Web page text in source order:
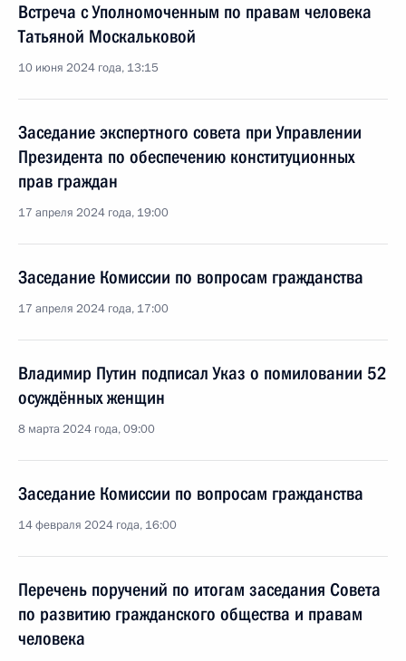
Встреча с Уполномоченным по правам человека
Татьяной Москальковой
10 июня 2024 года, 13:15
Заседание экспертного совета при Управлении
Президента по обеспечению конституционных
прав граждан
17 апреля 2024 года, 19:00
Заседание Комиссии по вопросам гражданства
17 апреля 2024 года, 17:00
Владимир Путин подписал Указ о помиловании 52
осуждённых женщин
8 марта 2024 года, 09:00
Заседание Комиссии по вопросам гражданства
14 февраля 2024 года, 16:00
Перечень поручений по итогам заседания Совета
по развитию гражданского общества и правам
человека